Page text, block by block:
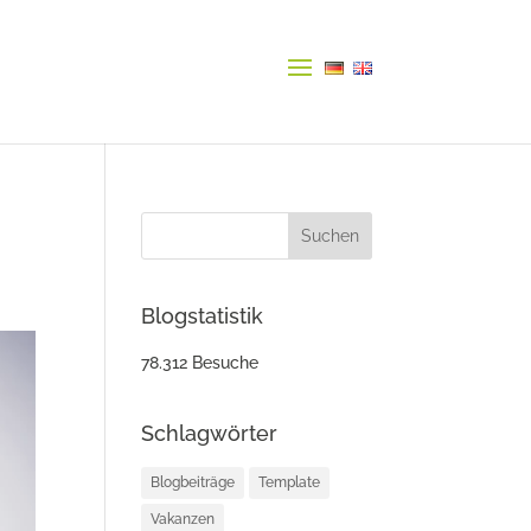
Blogstatistik
78.312 Besuche
Schlagwörter
Blogbeiträge Template
Vakanzen